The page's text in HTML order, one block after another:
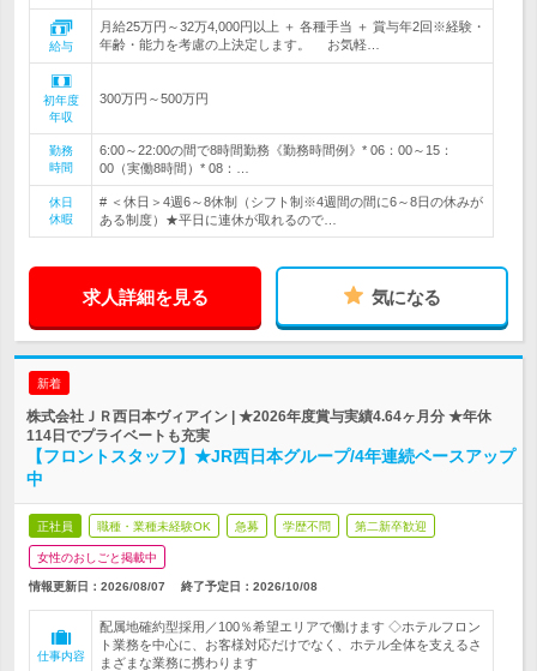
給与
月給25万円～32万4,000円以上 ＋ 各種手当 ＋ 賞与年2回※経験・
年齢・能力を考慮の上決定します。 お気軽…
初年度
年収
300万円～500万円
勤務
時間
6:00～22:00の間で8時間勤務《勤務時間例》* 06：00～15：
00（実働8時間）* 08：…
休日
休暇
# ＜休日＞4週6～8休制（シフト制※4週間の間に6～8日の休みが
ある制度）★平日に連休が取れるので…
求人詳細を見る 気になる
新着
株式会社ＪＲ西日本ヴィアイン | ★2026年度賞与実績4.64ヶ月分 ★年休
114日でプライベートも充実
【フロントスタッフ】★JR西日本グループ/4年連続ベースアップ
中
正社員 職種・業種未経験OK 急募 学歴不問 第二新卒歓迎
女性のおしごと掲載中
情報更新日：2026/08/07 終了予定日： 2026/10/08
仕事内容
配属地確約型採用／100％希望エリアで働けます ◇ホテルフロン
ト業務を中心に、お客様対応だけでなく、ホテル全体を支えるさ
まざまな業務に携わります